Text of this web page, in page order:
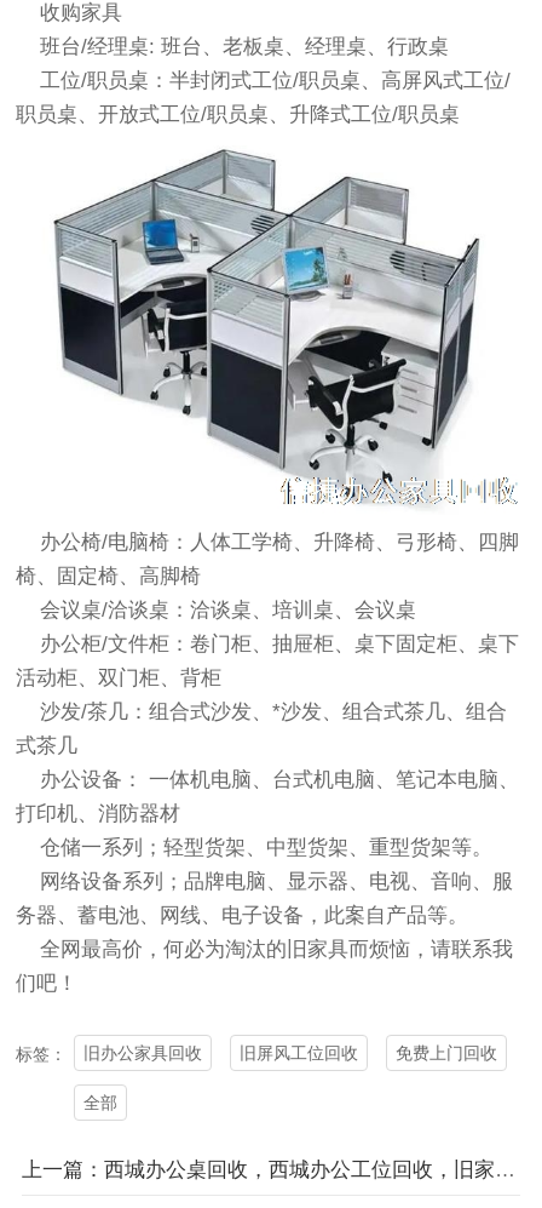
收购家具
班台/经理桌: 班台、老板桌、经理桌、行政桌
工位/职员桌：半封闭式工位/职员桌、高屏风式工位/
职员桌、开放式工位/职员桌、升降式工位/职员桌
办公椅/电脑椅：人体工学椅、升降椅、弓形椅、四脚
椅、固定椅、高脚椅
会议桌/洽谈桌：洽谈桌、培训桌、会议桌
办公柜/文件柜：卷门柜、抽屉柜、桌下固定柜、桌下
活动柜、双门柜、背柜
沙发/茶几：组合式沙发、*沙发、组合式茶几、组合
式茶几
办公设备： 一体机电脑、台式机电脑、笔记本电脑、
打印机、消防器材
仓储一系列；轻型货架、中型货架、重型货架等。
网络设备系列；品牌电脑、显示器、电视、音响、服
务器、蓄电池、网线、电子设备，此案自产品等。
全网最高价，何必为淘汰的旧家具而烦恼，请联系我
们吧！
标签： 旧办公家具回收 旧屏风工位回收 免费上门回收
全部
上一篇：西城办公桌回收，西城办公工位回收，旧家具回收